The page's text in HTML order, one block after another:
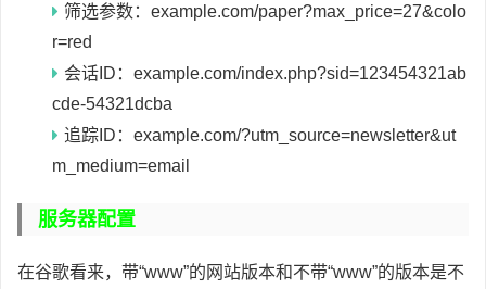
筛选参数：example.com/paper?max_price=27&colo
r=red
会话ID：example.com/index.php?sid=123454321ab
cde-54321dcba
追踪ID：example.com/?utm_source=newsletter&ut
m_medium=email
服务器配置
在谷歌看来，带“www”的网站版本和不带“www”的版本是不